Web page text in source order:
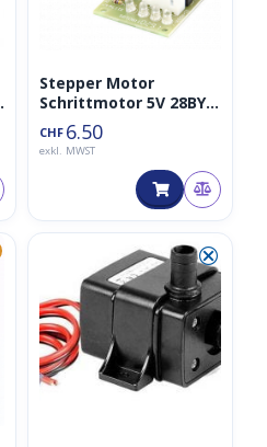
Stepper Motor
Schrittmotor 5V 28BYJ-
48 ULN2003
CHF 6.50
exkl. MWST
⮿